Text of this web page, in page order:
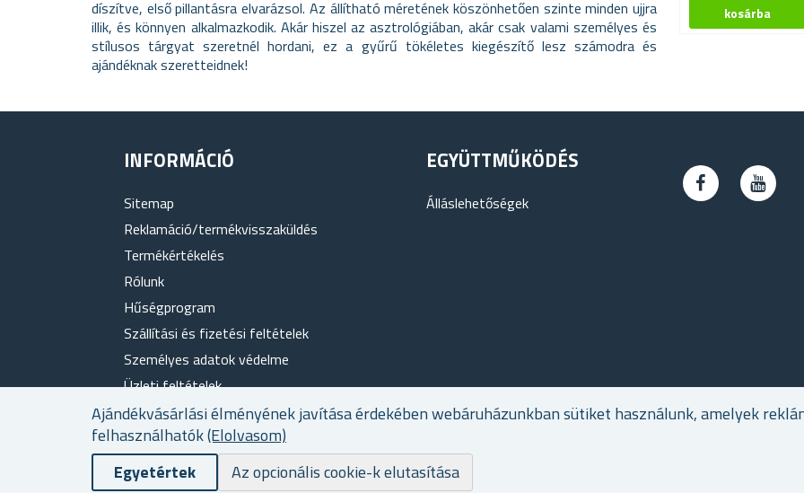
Ajándékvásárlási élményének javítása érdekében webáruházunkban sütiket használunk, amelyek
felhasználhatók(Elolvasom)
Egyetértek
Az opcionális cookie-k elutasítása
díszítve, első pillantásra elvarázsol. Az állítható méretének köszönhetően szinte minden ujjra
illik, és könnyen alkalmazkodik. Akár hiszel az asztrológiában, akár csak valami személyes és
stílusos tárgyat szeretnél hordani, ez a gyűrű tökéletes kiegészítő lesz számodra és
ajándéknak szeretteidnek!
INFORMÁCIÓ
Sitemap
Reklamáció/termékvisszaküldés
Termékértékelés
Rólunk
Hűségprogram
Szállítási és fizetési feltételek
Személyes adatok védelme
Üzleti feltételek
Sütik használata
Elérhetőség
EGYÜTTMŰKÖDÉS
Álláslehetőségek